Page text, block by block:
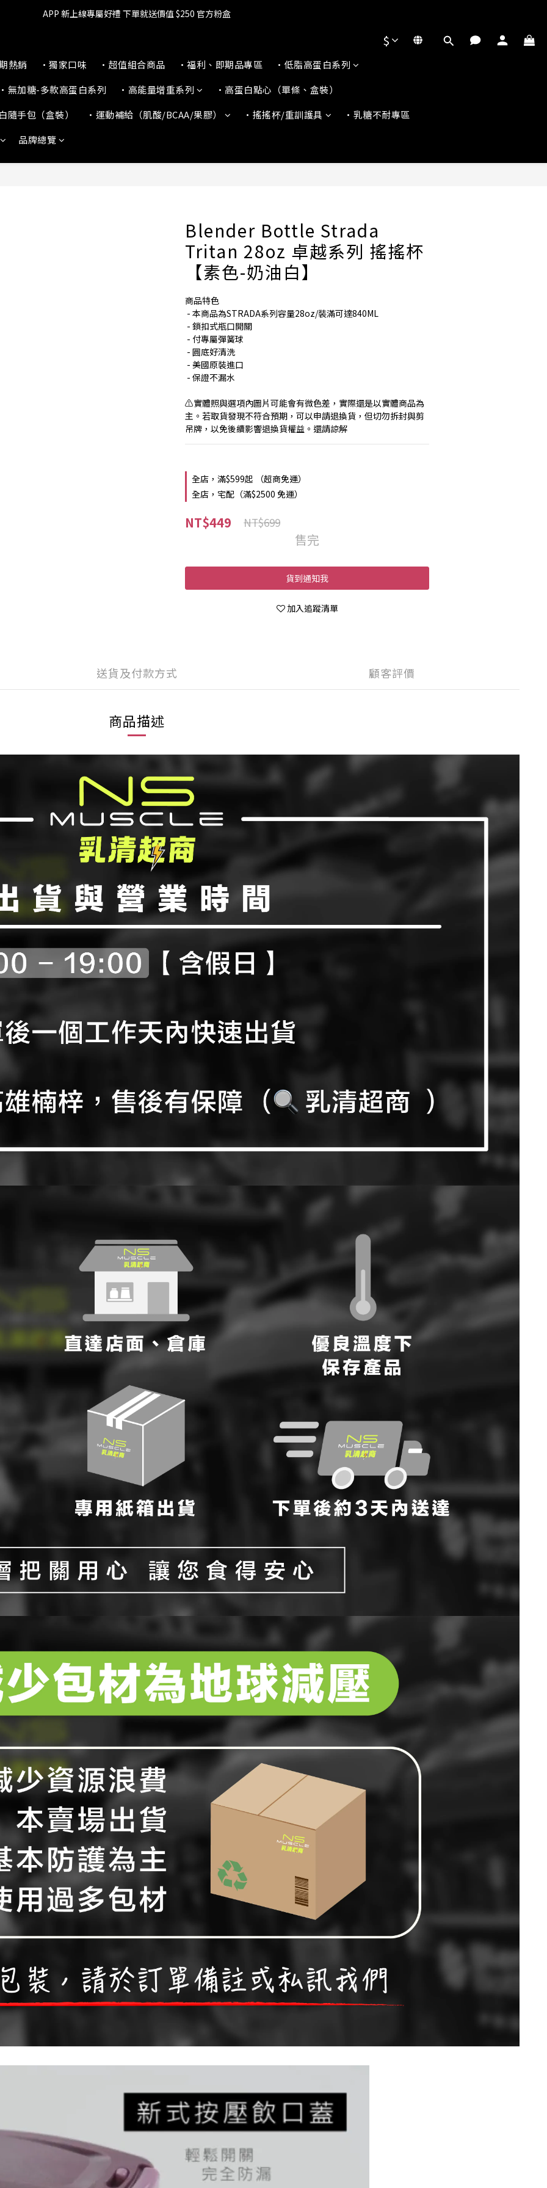
🔥滿$599【超商取貨免運】下單再送2%購物金+點數‼️
APP 新上線專屬好禮 下單就送價值 $250 官方粉盒
🔥滿$599【超商取貨免運】下單再送2%購物金+點數‼️
$
熱銷 •獨家口味 •超值組合商品 •福利、即期品專區
•低脂高蛋白系列
無加糖-多款高蛋白系列
•高能量增重系列
•高蛋白點心（單條、盒裝）
隨手包（盒裝）
•運動補給（肌酸/BCAA/果膠） •搖搖杯/重訓護具
•乳糖不耐專區
品牌總覽
Blender Bottle Strada
Tritan 28oz 卓越系列 搖搖杯
【素色-奶油白】
商品特色
- 本商品為STRADA系列容量28oz/裝滿可達840ML
- 鎖扣式瓶口開關
- 付專屬彈簧球
- 圓底好清洗
- 美國原裝進口
- 保證不漏水
⚠️實體照與選項內圖片可能會有微色差，實際還是以實體商品為
主。若取貨發現不符合預期，可以申請退換貨，但切勿拆封與剪
吊牌，以免後續影響退換貨權益。還請諒解
全店，滿$599起 （超商免運）
全店，宅配（滿$2500 免運）
NT$449 NT$699
售完
貨到通知我
加入追蹤清單
送貨及付款方式 顧客評價
商品描述